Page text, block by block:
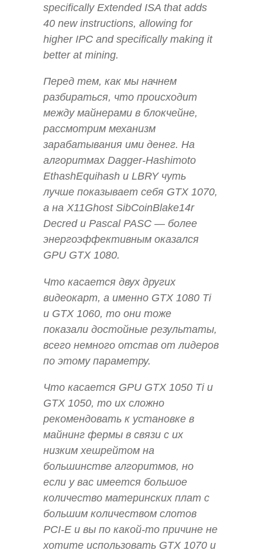
specifically Extended ISA that adds
40 new instructions, allowing for
higher IPC and specifically making it
better at mining.
Перед тем, как мы начнем
разбираться, что происходит
между майнерами в блокчейне,
рассмотрим механизм
зарабатывания ими денег. На
алгоритмах Dagger-Hashimoto
EthashEquihash и LBRY чуть
лучше показывает себя GTX 1070,
а на X11Ghost SibCoinBlake14r
Decred и Pascal PASC — более
энергоэффективным оказался
GPU GTX 1080.
Что касается двух других
видеокарт, а именно GTX 1080 Ti
и GTX 1060, то они тоже
показали достойные результаты,
всего немного отстав от лидеров
по этому параметру.
Что касается GPU GTX 1050 Ti и
GTX 1050, то их сложно
рекомендовать к установке в
майнинг фермы в связи с их
низким хешрейтом на
большинстве алгоритмов, но
если у вас имеется большое
количество материнских плат с
большим количеством слотов
PCI-E и вы по какой-то причине не
хотите использовать GTX 1070 и